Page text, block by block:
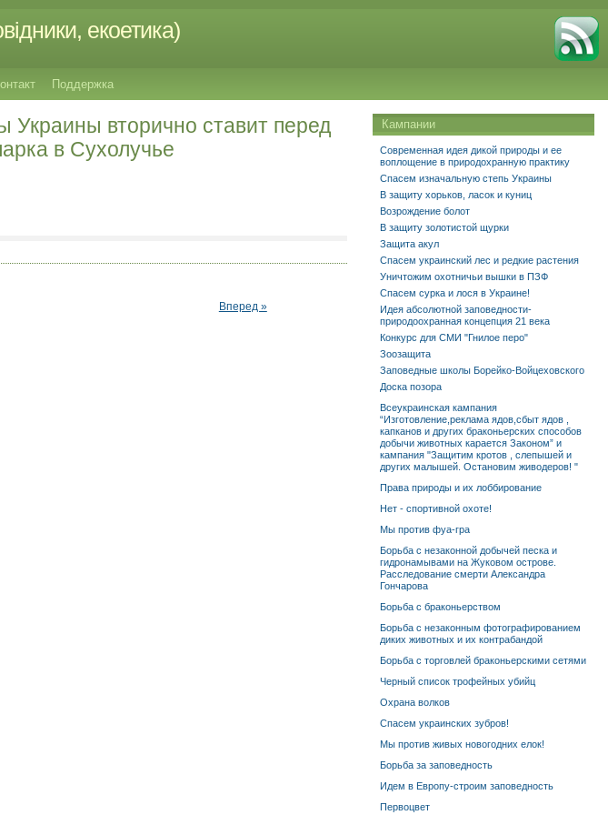
екоетика)
Поддержка
Украины вторично ставит перед
в Сухолучье
Вперед »
Кампании
Современная идея дикой природы и ее
воплощение в природохранную практику
Спасем изначальную степь Украины
В защиту хорьков, ласок и куниц
Возрождение болот
В защиту золотистой щурки
Защита акул
Спасем украинский лес и редкие растения
Уничтожим охотничьи вышки в ПЗФ
Спасем сурка и лося в Украине!
Идея абсолютной заповедности-
природоохранная концепция 21 века
Конкурс для СМИ "Гнилое перо"
Зоозащита
Заповедные школы Борейко-Войцеховского
Доска позора
Всеукраинская кампания
“Изготовление,реклама ядов,сбыт ядов ,
капканов и других браконьерских способов
добычи животных карается Законом” и
кампания "Защитим кротов , слепышей и
других малышей. Остановим живодеров! "
Права природы и их лоббирование
Нет - спортивной охоте!
Мы против фуа-гра
Борьба с незаконной добычей песка и
гидронамывами на Жуковом острове.
Расследование смерти Александра
Гончарова
Борьба с браконьерством
Борьба с незаконным фотографированием
диких животных и их контрабандой
Борьба с торговлей браконьерскими сетями
Черный список трофейных убийц
Охрана волков
Спасем украинских зубров!
Мы против живых новогодних елок!
Борьба за заповедность
Идем в Европу-строим заповедность
Первоцвет